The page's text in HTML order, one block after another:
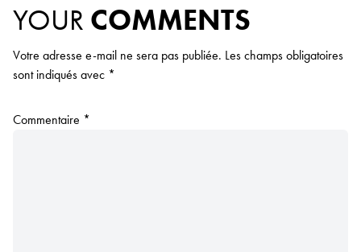
YOUR COMMENTS
Votre adresse e-mail ne sera pas publiée. Les champs obligatoires
sont indiqués avec *
Commentaire *